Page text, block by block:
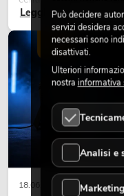
fieristici, una
integrante dei moderni
Leggi ora
18.06.2026
LUCE
Può decidere
servizi desidera
necessari sono
disattivati.
Ulteriori
nostra informativa
Analisi e
Marketing